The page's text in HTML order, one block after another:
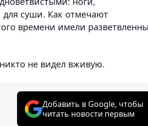
суши. Как отмечают
времени имели
никто не видел вживую.
Добавить в Google, чтобы
читать новости первым